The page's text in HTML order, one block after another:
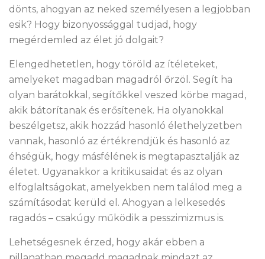
dönts, ahogyan az neked személyesen a legjobban
esik? Hogy bizonyossággal tudjad, hogy
megérdemled az élet jó dolgait?
Elengedhetetlen, hogy töröld az ítéleteket,
amelyeket magadban magadról őrzöl. Segít ha
olyan barátokkal, segítőkkel veszed körbe magad,
akik bátorítanak és erősítenek. Ha olyanokkal
beszélgetsz, akik hozzád hasonló élethelyzetben
vannak, hasonló az értékrendjük és hasonló az
éhségük, hogy másfélének is megtapasztalják az
életet. Ugyanakkor a kritikusaidat és az olyan
elfoglaltságokat, amelyekben nem találod meg a
számításodat kerüld el. Ahogyan a lelkesedés
ragadós – csakúgy működik a pesszimizmus is.
Lehetségesnek érzed, hogy akár ebben a